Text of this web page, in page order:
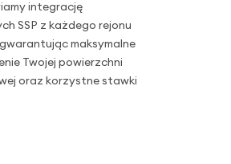
integrację
SSP z każdego rejonu
maksymalne
Twojej powierzchni
oraz korzystne stawki